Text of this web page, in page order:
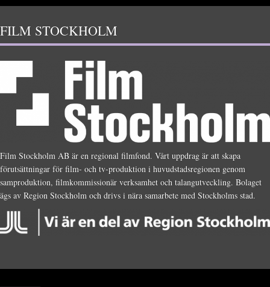
FILM STOCKHOLM
Film Stockholm AB är en regional filmfond. Vårt uppdrag är att skapa
förutsättningar för film- och tv-produktion i huvudstadsregionen genom
samproduktion, filmkommissionär verksamhet och talangutveckling. Bolaget
ägs av Region Stockholm och drivs i nära samarbete med Stockholms stad.